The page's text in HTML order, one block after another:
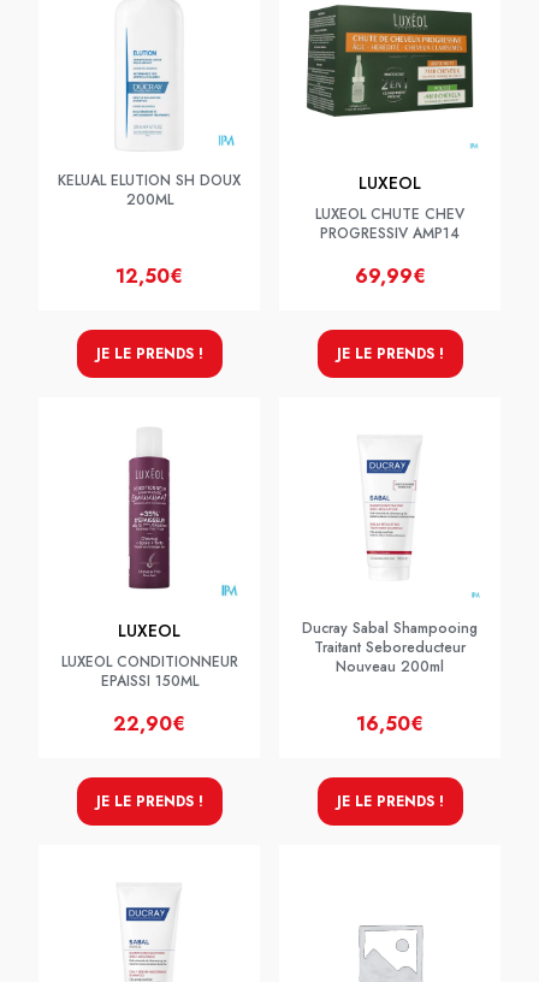
KELUAL ELUTION SH DOUX
200ML
12,50€
JE LE PRENDS !
LUXEOL
LUXEOL CHUTE CHEV
PROGRESSIV AMP14
69,99€
JE LE PRENDS !
LUXEOL
LUXEOL CONDITIONNEUR
EPAISSI 150ML
22,90€
JE LE PRENDS !
Ducray Sabal Shampooing
Traitant Seboreducteur
Nouveau 200ml
16,50€
JE LE PRENDS !